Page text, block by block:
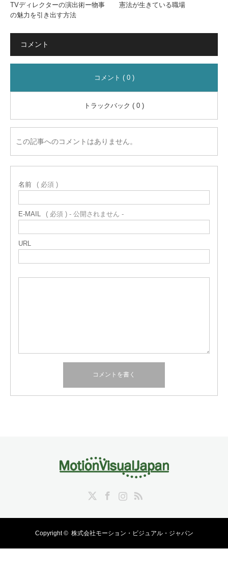
TVディレクターの演出術ー物事
の魅力を引き出す方法
憲法が生きている職場
コメント
コメント ( 0 )
トラックバック ( 0 )
この記事へのコメントはありません。
名前 ( 必須 )
E-MAIL ( 必須 ) - 公開されません -
URL
RSS
Copyright © 株式会社モーション・ビジュアル・ジャパン